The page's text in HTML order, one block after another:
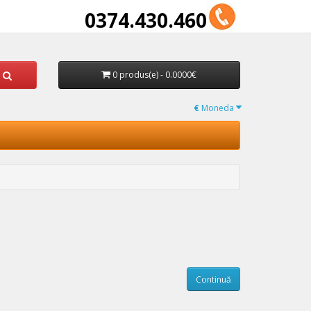
0374.430.460
0 produs(e) - 0.0000€
€ Moneda
Continuă